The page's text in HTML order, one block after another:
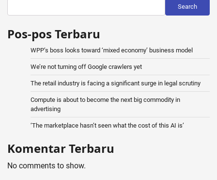
Search
Pos-pos Terbaru
WPP’s boss looks toward ‘mixed economy’ business model
We’re not turning off Google crawlers yet
The retail industry is facing a significant surge in legal scrutiny
Compute is about to become the next big commodity in
advertising
‘The marketplace hasn’t seen what the cost of this AI is’
Komentar Terbaru
No comments to show.